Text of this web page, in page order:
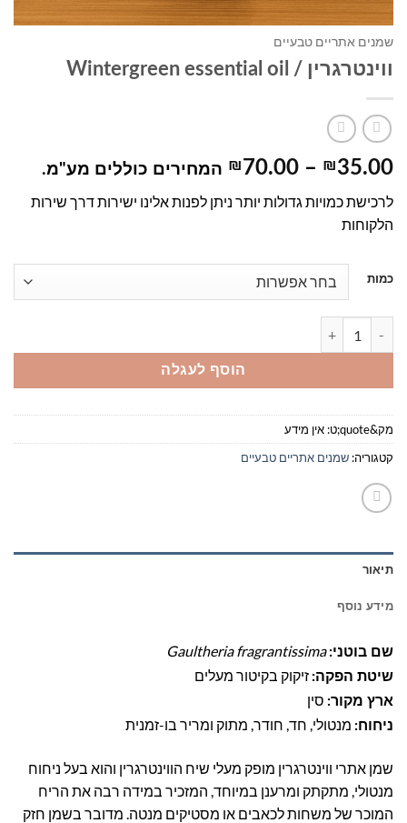
שמנים אתריים טבעיים
ווינטרגרין / Wintergreen essential oil
₪35.00
–
₪ 70.00
טווח
המחירים כוללים מע"מ.
לרכישת כמויות גדולות יותר ניתן לפנות אלינו ישירות דרך שירות
הלקוחות
כמות
הוסף לעגלה
מק&quote;ט:
אין מידע
קטגוריה: שמנים אתריים טבעיים
תיאור
מידע נוסף
שם בוטני: Gaultheria fragrantissima
שיטת הפקה: זיקוק בקיטור מעלים
ארץ מקור: סין
ניחוח: מנטולי, חד, חודר, מתוק ומריר בו-זמנית
שמן אתרי ווינטרגרין מופק מעלי שיח הווינטרגרין והוא בעל ניחוח
מנטולי, מתקתק ומרענן במיוחד, המזכיר במידה רבה את הריח
המוכר של משחות לכאבים או מסטיקים מנטה. מדובר בשמן חזק